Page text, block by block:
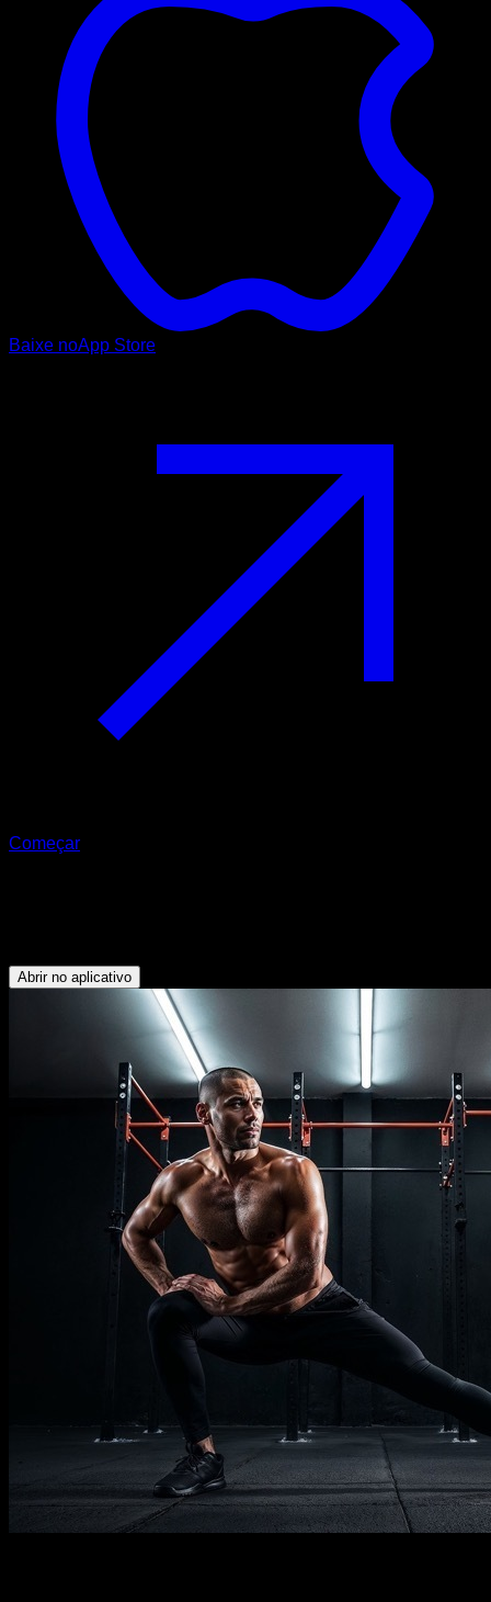
Baixe noApp Store
Começar
Abrir no aplicativo